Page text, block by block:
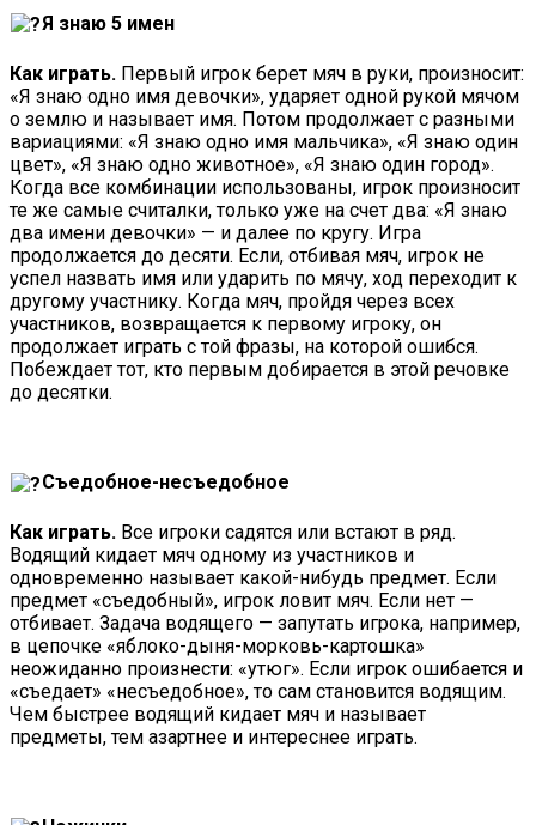
Я знаю 5 имен
Как играть. Первый игрок берет мяч в руки, произносит:
«Я знаю одно имя девочки», ударяет одной рукой мячом
о землю и называет имя. Потом продолжает с разными
вариациями: «Я знаю одно имя мальчика», «Я знаю один
цвет», «Я знаю одно животное», «Я знаю один город».
Когда все комбинации использованы, игрок произносит
те же самые считалки, только уже на счет два: «Я знаю
два имени девочки» — и далее по кругу. Игра
продолжается до десяти. Если, отбивая мяч, игрок не
успел назвать имя или ударить по мячу, ход переходит к
другому участнику. Когда мяч, пройдя через всех
участников, возвращается к первому игроку, он
продолжает играть с той фразы, на которой ошибся.
Побеждает тот, кто первым добирается в этой речовке
до десятки.
Съедобное-несъедобное
Как играть. Все игроки садятся или встают в ряд.
Водящий кидает мяч одному из участников и
одновременно называет какой-нибудь предмет. Если
предмет «съедобный», игрок ловит мяч. Если нет —
отбивает. Задача водящего — запутать игрока, например,
в цепочке «яблоко-дыня-морковь-картошка»
неожиданно произнести: «утюг». Если игрок ошибается и
«съедает» «несъедобное», то сам становится водящим.
Чем быстрее водящий кидает мяч и называет
предметы, тем азартнее и интереснее играть.